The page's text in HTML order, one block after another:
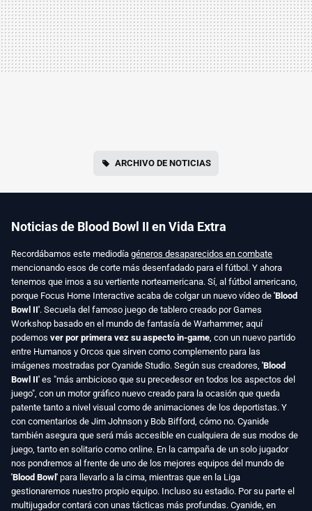
ARCHIVO DE NOTICIAS
Noticias de Blood Bowl II en Vida Extra
Recordábamos este mediodía géneros desaparecidos en combate
mencionando esos de corte más desenfadado para el fútbol. Y ahora
tenemos que irnos a su vertiente norteamericana. Sí, al fútbol americano,
porque Focus Home Interactive acaba de colgar un nuevo vídeo de 'Blood
Bowl II'. Secuela del famoso juego de tablero creado por Games
Workshop basado en el mundo de fantasía de Warhammer, aquí
podemos ver por primera vez su aspecto in-game , con un nuevo partido
entre Humanos y Orcos que sirven como complemento para las
imágenes mostradas por Cyanide Studio. Según sus creadores, 'Blood
Bowl II' es "más ambicioso que su precedesor en todos los aspectos del
juego", con un motor gráfico nuevo creado para la ocasión que queda
patente tanto a nivel visual como de animaciones de los deportistas. Y
con comentarios de Jim Johnson y Bob Bifford, cómo no. Cyanide
también asegura que será más accesible en cualquiera de sus modos de
juego, tanto en solitario como online. En la campaña de un solo jugador
nos pondremos al frente de uno de los mejores equipos del mundo de
'Blood Bowl' para llevarlo a la cima, mientras que en la Liga
gestionaremos nuestro propio equipo. Incluso su estadio. Por su parte el
multijugador contará con unas tácticas más profundas. Cyanide, en